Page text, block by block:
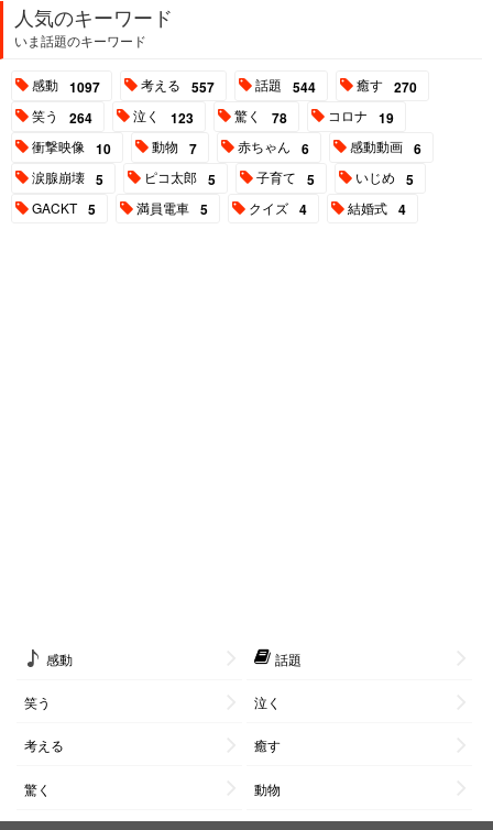
人気のキーワード
いま話題のキーワード
感動 1097 考える 557 話題 544 癒す 270
笑う 264 泣く 123 驚く 78 コロナ 19
衝撃映像 10 動物 7 赤ちゃん 6 感動動画 6
涙腺崩壊 5 ピコ太郎 5 子育て 5 いじめ 5
GACKT 5 満員電車 5 クイズ 4 結婚式 4
感動 話題
笑う 泣く
考える 癒す
驚く 動物